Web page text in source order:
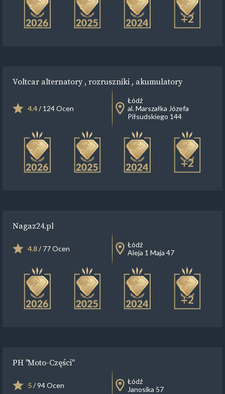
+2
Voltcar alternatory , rozruszniki , akumulatory
4.4/ 124 Ocen
Łódź
al. Marszałka Józefa
Piłsudskiego 144
+2
Nagaz24.pl
4.8/ 77 Ocen
Łódź
Aleja 1 Maja 47
+2
PH "Moto-Części"
5/ 94 Ocen
Łódź
Janosika 57